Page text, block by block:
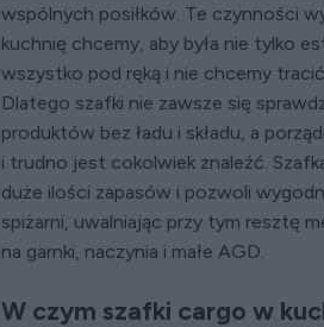
wspólnych posiłków. Te czynności
kuchnię chcemy, aby była nie tylko
wszystko pod ręką i nie chcemy
Dlatego szafki nie zawsze się
produktów bez ładu i składu, a
i trudno jest cokolwiek znaleźć.
duże ilości zapasów i pozwoli
spiżarni, uwalniając przy tym resztę
na garnki, naczynia i małe AGD.
W czym szafki cargo w